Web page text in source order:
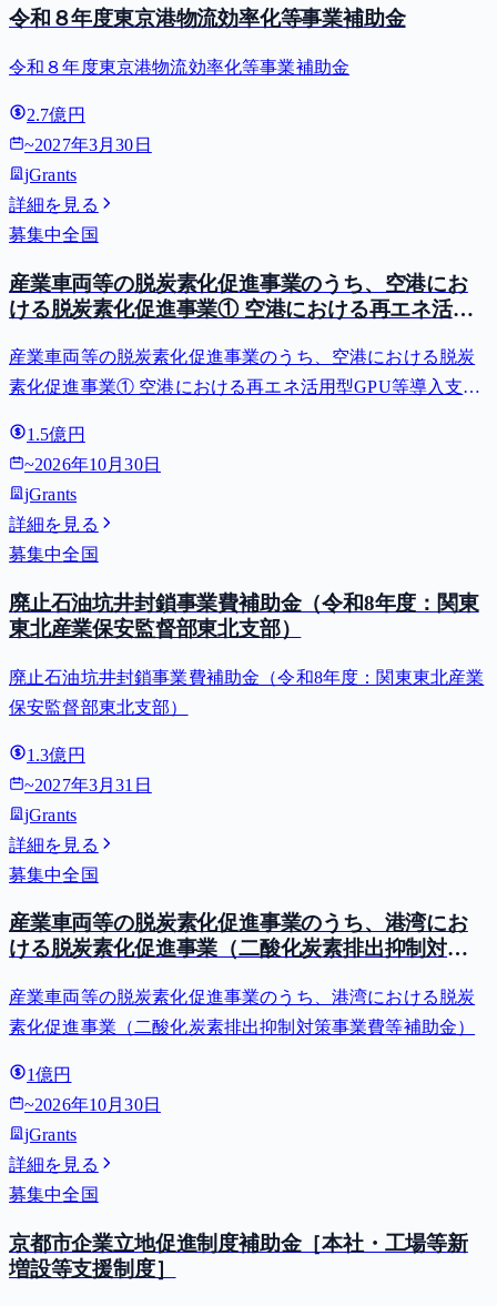
令和８年度東京港物流効率化等事業補助金
令和８年度東京港物流効率化等事業補助金
2.7億円
~2027年3月30日
jGrants
詳細を見る
募集中全国
産業車両等の脱炭素化促進事業のうち、空港にお
ける脱炭素化促進事業① 空港における再エネ活用
費等補助金）
産業車両等の脱炭素化促進事業のうち、空港における脱炭
素化促進事業① 空港における再エネ活用型GPU等導入支援
1.5億円
~2026年10月30日
jGrants
詳細を見る
募集中全国
廃止石油坑井封鎖事業費補助金（令和8年度：関東
東北産業保安監督部東北支部）
廃止石油坑井封鎖事業費補助金（令和8年度：関東東北産業
保安監督部東北支部）
1.3億円
~2027年3月31日
jGrants
詳細を見る
募集中全国
産業車両等の脱炭素化促進事業のうち、港湾にお
ける脱炭素化促進事業（二酸化炭素排出抑制対策
産業車両等の脱炭素化促進事業のうち、港湾における脱炭
素化促進事業（二酸化炭素排出抑制対策事業費等補助金）
1億円
~2026年10月30日
jGrants
詳細を見る
募集中全国
京都市企業立地促進制度補助金［本社・工場等新
増設等支援制度］